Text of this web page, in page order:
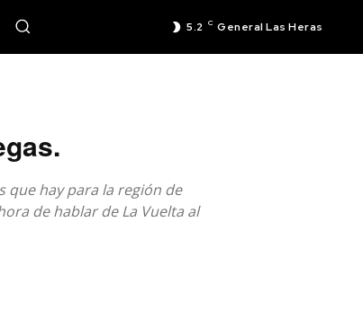
5.2 C General Las Heras
que hay para la región de
de hablar de La Vuelta al